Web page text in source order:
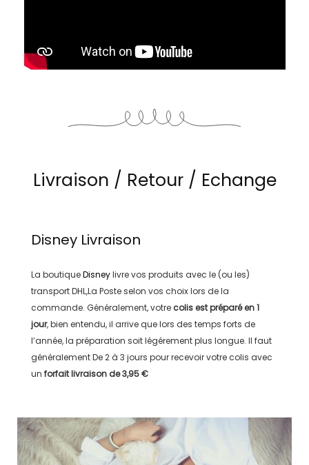
Livraison / Retour / Echange
DisneyLivraison
La boutiqueDisneylivre vos produits avec le (ou les)
transportDHL,La Posteselon vos choix lors de la
commande. Généralement, votre colis est préparé en1
jour, bien entendu, il arrive que lors des temps forts de
l’année, la préparation soit légérement plus longue. Il faut
généralementDe 2 à 3 jours pour recevoir votre colis avec
un forfait livraison de3,95 €